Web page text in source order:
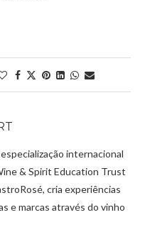
internacional
& Spirit Education Trust
cria experiências
e marcas através do vinho